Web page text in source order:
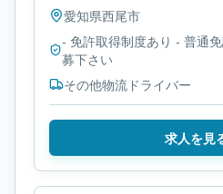
愛知県西尾市
- 免許取得制度あり - 普通
募下さい
その他物流ドライバー
求人を見